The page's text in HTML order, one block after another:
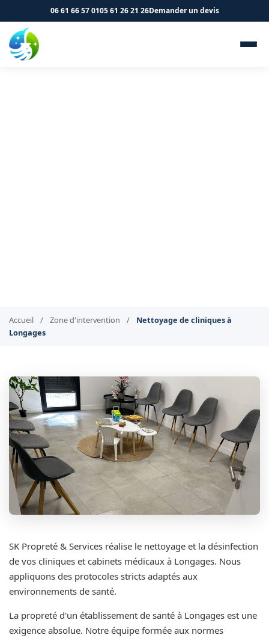
06 61 66 57 0105 61 26 21 26Demander un devis
Accueil / Zone d'intervention /
Nettoyage de cliniques à
Longages
SK Propreté & Services réalise le nettoyage et la désinfection
de vos cliniques et cabinets médicaux à Longages. Nous
appliquons des protocoles stricts adaptés aux
environnements de santé.
La propreté d'un établissement de santé à Longages est une
exigence absolue. Notre équipe formée aux normes